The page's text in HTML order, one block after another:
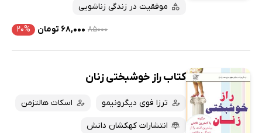
موفقیت در زندگی زناشویی
۸۵۰۰۰ ۶۸,۰۰۰ تومان ۲۰%
کتاب راز خوشبختی زنان
ترزا فوی دیگرونیمو اسکات هالتزمن
انتشارات کهکشان دانش